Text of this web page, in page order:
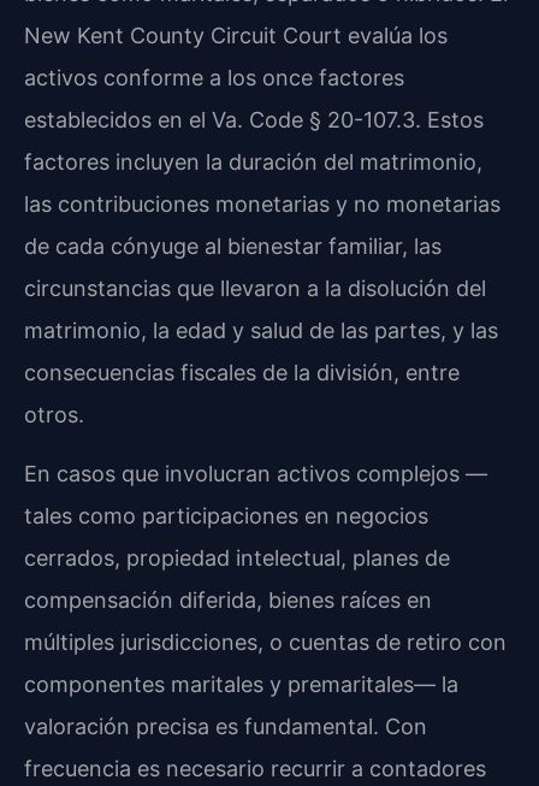
New Kent County Circuit Court evalúa los
activos conforme a los once factores
establecidos en el Va. Code § 20-107.3. Estos
factores incluyen la duración del matrimonio,
las contribuciones monetarias y no monetarias
de cada cónyuge al bienestar familiar, las
circunstancias que llevaron a la disolución del
matrimonio, la edad y salud de las partes, y las
consecuencias fiscales de la división, entre
otros.
En casos que involucran activos complejos —
tales como participaciones en negocios
cerrados, propiedad intelectual, planes de
compensación diferida, bienes raíces en
múltiples jurisdicciones, o cuentas de retiro con
componentes maritales y premaritales— la
valoración precisa es fundamental. Con
frecuencia es necesario recurrir a contadores